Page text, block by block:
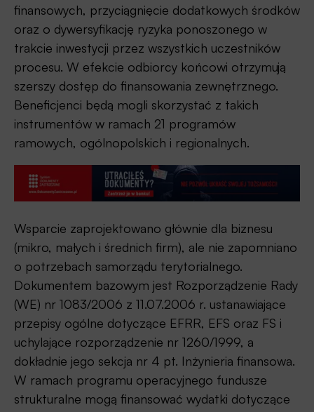
finansowych, przyciągnięcie dodatkowych środków
oraz o dywersyfikację ryzyka ponoszonego w
trakcie inwestycji przez wszystkich uczestników
procesu. W efekcie odbiorcy końcowi otrzymują
szerszy dostęp do finansowania zewnętrznego.
Beneficjenci będą mogli skorzystać z takich
instrumentów w ramach 21 programów
ramowych, ogólnopolskich i regionalnych.
Wsparcie zaprojektowano głównie dla biznesu
(mikro, małych i średnich firm), ale nie zapomniano
o potrzebach samorządu terytorialnego.
Dokumentem bazowym jest Rozporządzenie Rady
(WE) nr 1083/2006 z 11.07.2006 r. ustanawiające
przepisy ogólne dotyczące EFRR, EFS oraz FS i
uchylające rozporządzenie nr 1260/1999, a
dokładnie jego sekcja nr 4 pt. Inżynieria finansowa.
W ramach programu operacyjnego fundusze
strukturalne mogą finansować wydatki dotyczące